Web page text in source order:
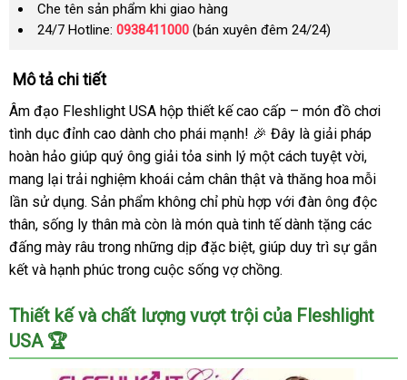
Che tên sản phẩm khi giao hàng
24/7 Hotline: 0938411000 (bán xuyên đêm 24/24)
Mô tả chi tiết
Âm đạo Fleshlight USA hộp thiết kế cao cấp – món đồ chơi
tình dục đỉnh cao dành cho phái mạnh! 🎉 Đây là giải pháp
hoàn hảo giúp quý ông giải tỏa sinh lý một cách tuyệt vời,
mang lại trải nghiệm khoái cảm chân thật và thăng hoa mỗi
lần sử dụng. Sản phẩm không chỉ phù hợp với đàn ông độc
thân, sống ly thân mà còn là món quà tinh tế dành tặng các
đấng mày râu trong những dịp đặc biệt, giúp duy trì sự gắn
kết và hạnh phúc trong cuộc sống vợ chồng.
Thiết kế và chất lượng vượt trội của Fleshlight
USA 🏆